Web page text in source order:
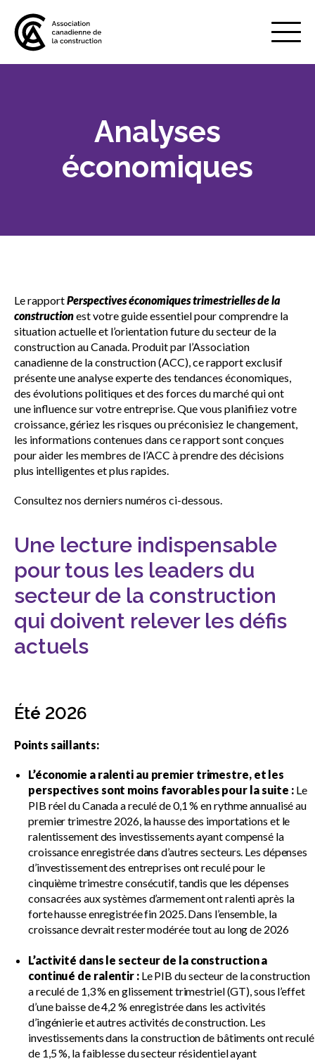
Mobile
Menu
À propos de nous
Adhésion
Défense des intérêts
Show
infrastructures
Développement de la main-d’œuvre
Modernisation de l’approvisionnement
Analyses économiques
soumissions
Communiqués de presse
Le talent a sa place ici
La construction pour les Canadiens
Ce ne sont pas les promesses qui
bâtissent l’économie – c’est la
construction.
Campagnes précédentes
Show
sub
menu
Services axés sur les pratiques
exemplaires
Show
menu
Sceau d’or
Show
sub
Événements
sub
menu
Analyses
économiques
Le rapportPerspectives économiques trimestrielles de la
constructionest votre guide essentiel pour comprendre la
situation actuelle et l’orientation future du secteur de la
construction au Canada. Produit par l’Association
canadienne de la construction (ACC), ce rapport exclusif
présente une analyse experte des tendances économiques,
des évolutions politiques et des forces du marché qui ont
une influence sur votre entreprise. Que vous planifiiez votre
croissance, gériez les risques ou préconisiez le changement,
les informations contenues dans ce rapport sont conçues
pour aider les membres de l’ACC à prendre des décisions
plus intelligentes et plus rapides.
Consultez nos derniers numéros ci-dessous.
Une lecture indispensable
pour tous les leaders du
secteur de la construction
qui doivent relever les défis
actuels
Été 2026
Points saillants:
L’économie a ralenti au premier trimestre, et les
perspectives sont moins favorables pour la suite : Le
PIB réel du Canada a reculé de 0,1 % en rythme annualisé au
premier trimestre 2026, la hausse des importations et le
ralentissement des investissements ayant compensé la
croissance enregistrée dans d’autres secteurs. Les dépenses
d’investissement des entreprises ont reculé pour le
cinquième trimestre consécutif, tandis que les dépenses
consacrées aux systèmes d’armement ont ralenti après la
forte hausse enregistrée fin 2025. Dans l’ensemble, la
croissance devrait rester modérée tout au long de 2026
L’activité dans le secteur de la construction a
continué de ralentir :Le PIB du secteur de la construction
a reculé de 1,3 % en glissement trimestriel (GT), sous l’effet
d’une baisse de 4,2 % enregistrée dans les activités
d’ingénierie et autres activités de construction. Les
investissements dans la construction de bâtiments ont reculé
de 1,5 %, la faiblesse du secteur résidentiel ayant